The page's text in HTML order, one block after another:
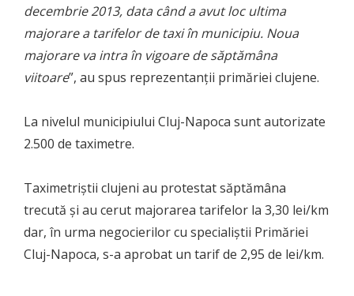
decembrie 2013, data când a avut loc ultima
majorare a tarifelor de taxi în municipiu. Noua
majorare va intra în vigoare de săptămâna
viitoare”, au spus reprezentanţii primăriei clujene.
La nivelul municipiului Cluj-Napoca sunt autorizate
2.500 de taximetre.
Taximetriştii clujeni au protestat săptămâna
trecută şi au cerut majorarea tarifelor la 3,30 lei/km
dar, în urma negocierilor cu specialiştii Primăriei
Cluj-Napoca, s-a aprobat un tarif de 2,95 de lei/km.